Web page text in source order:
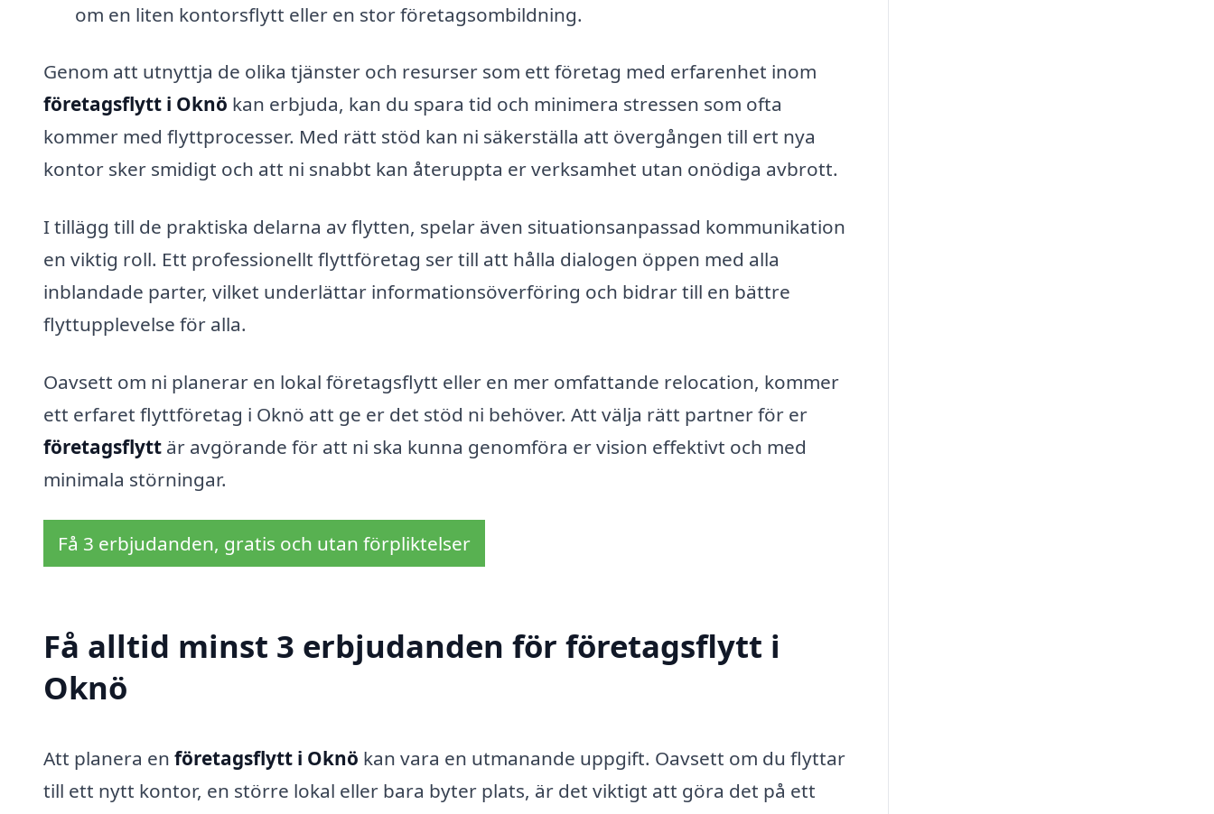
om en liten kontorsflytt eller en stor företagsombildning.
Genom att utnyttja de olika tjänster och resurser som ett företag med erfarenhet inom
företagsflytt i Oknö kan erbjuda, kan du spara tid och minimera stressen som ofta
kommer med flyttprocesser. Med rätt stöd kan ni säkerställa att övergången till ert nya
kontor sker smidigt och att ni snabbt kan återuppta er verksamhet utan onödiga avbrott.
I tillägg till de praktiska delarna av flytten, spelar även situationsanpassad kommunikation
en viktig roll. Ett professionellt flyttföretag ser till att hålla dialogen öppen med alla
inblandade parter, vilket underlättar informationsöverföring och bidrar till en bättre
flyttupplevelse för alla.
Oavsett om ni planerar en lokal företagsflytt eller en mer omfattande relocation, kommer
ett erfaret flyttföretag i Oknö att ge er det stöd ni behöver. Att välja rätt partner för er
företagsflytt är avgörande för att ni ska kunna genomföra er vision effektivt och med
minimala störningar.
Få 3 erbjudanden, gratis och utan förpliktelser
Få alltid minst 3 erbjudanden för företagsflytt i
Oknö
Att planera en företagsflytt i Oknö kan vara en utmanande uppgift. Oavsett om du flyttar
till ett nytt kontor, en större lokal eller bara byter plats, är det viktigt att göra det på ett